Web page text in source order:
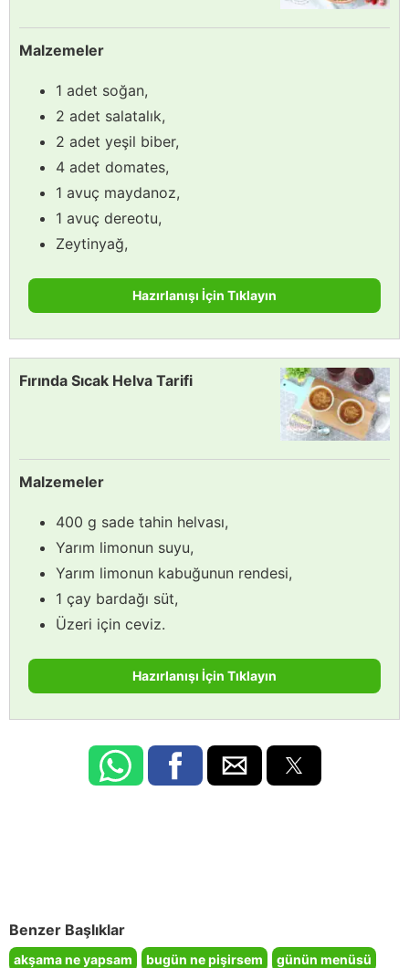
Malzemeler
1 adet soğan,
2 adet salatalık,
2 adet yeşil biber,
4 adet domates,
1 avuç maydanoz,
1 avuç dereotu,
Zeytinyağ,
Hazırlanışı İçin Tıklayın
Fırında Sıcak Helva Tarifi
Malzemeler
400 g sade tahin helvası,
Yarım limonun suyu,
Yarım limonun kabuğunun rendesi,
1 çay bardağı süt,
Üzeri için ceviz.
Hazırlanışı İçin Tıklayın
Benzer Başlıklar
akşama ne yapsam bugün ne pişirsem
günün menüsü